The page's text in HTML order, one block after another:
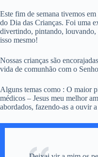
Este fim de semana tivemos
do Dia das Crianças. Foi uma
divertindo, pintando, louvando,
isso mesmo!
Nossas crianças são
vida de comunhão com o
Alguns temas como : O maior
médicos – Jesus meu melhor
abordados, fazendo-as a ouvir